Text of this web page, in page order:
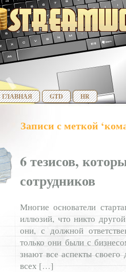
ГЛАВНАЯ GTD HR
Записи с меткой
6 тезисов,
сотрудников
Многие основатели
иллюзий, что никто
они, с должной
только они были с
знают все аспекты своего
всех […]